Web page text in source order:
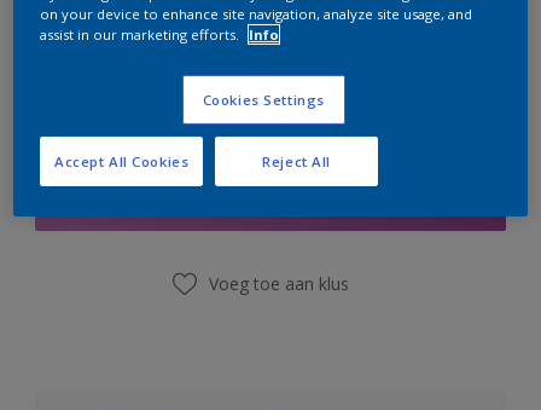
Boodschappenlijst
Voeg toe aan klus
on your device to enhance site navigation, analyze site usage, and
assist in our marketing efforts.
Info
Cookies Settings
Reject All
Accept All Cookies